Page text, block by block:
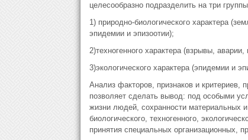
целесообразно подразделить на три
1) природно-биологического характера
эпидемии и эпизоотии);
2)техногенного характера (взрывы,
3)экологического характера (эпидемии и
Анализ факторов, признаков и
позволяет сделать вывод: под особыми
жизни лю­дей, сохранности материальных
биологического, техногенного,
принятия специальных организационных,